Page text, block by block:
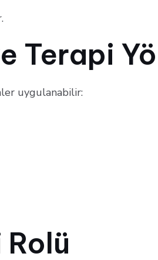
Terapi
uygulanabilir: